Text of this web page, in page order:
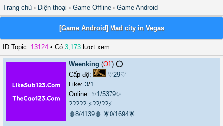
Trang chủ › Điện thoại › Game Offline › Game Android
[Game Android] Mad city in Vegas
ID Topic: 13124 • Có 3,173 lượt xem
Weenking (Off) ⭕️
Cấp độ:
♡29♡
Like: 3/1
Online: ✨1/5379✨
????? ⚡??/??⚡
🩸8/4139🩸 🌟0/1694🌟